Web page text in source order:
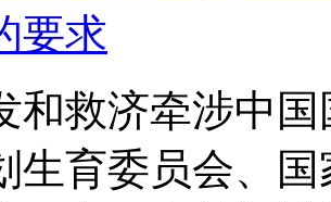
要求
和救济牵涉中
生育委员会、